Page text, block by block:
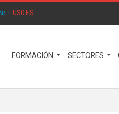
· USO.ES
FORMACIÓN SECTORES